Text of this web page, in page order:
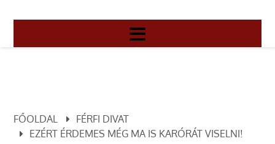
FŐOLDAL
FÉRFI DIVAT
EZÉRT ÉRDEMES MÉG MA IS KARÓRÁT VISELNI!